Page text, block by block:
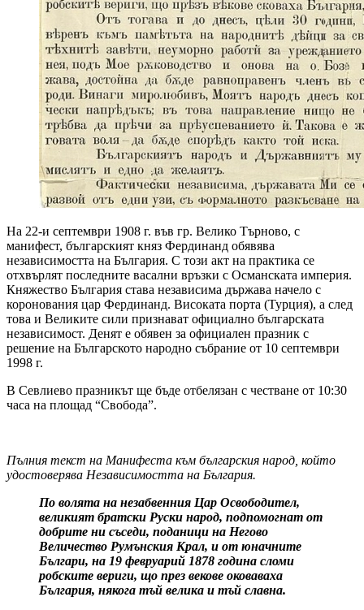
На 22-и септември 1908 г. във гр. Велико Търново, с
манифест, българският княз Фердинанд обявява
независимостта на България. С този акт на практика се
отхвърлят последните васални връзки с Османската империя.
Княжество България става независима държава начело с
коронования цар Фердинанд. Високата порта (Турция), а след
това и Великите сили признават официално българската
независимост. Денят е обявен за официален празник с
решение на Българското народно събрание от 10 септември
1998 г.
В Севлиево празникът ще бъде отбелязан с честване от 10:30
часа на площад “Свобода”.
Пълния текст на Манифеста към българския народ, който
удостоверява Независимостта на България.
По волята на незабвенния Цар Освободител,
великият братски Руски народ, подпомогнат от
добрите ни съседи, поданици на Негово
Величество Румънския Крал, и от юначните
Българи, на 19 февруарий 1878 година сломи
робските вериги, що през векове оковаваха
България, някога тъй велика и тъй славна.